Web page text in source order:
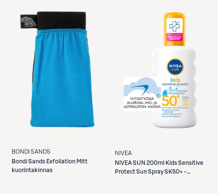
BONDI SANDS
Bondi Sands Exfoliation Mitt
kuorintakinnas
NIVEA
NIVEASUN 200ml Kids Sensitive
Protect Sun Spray SK50+ -